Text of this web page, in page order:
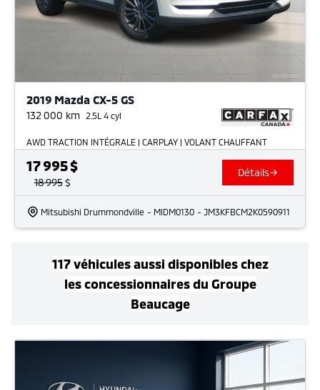
2019 Mazda CX-5 GS
132 000 km 2.5L 4 cyl
AWD TRACTION INTÉGRALE | CARPLAY | VOLANT CHAUFFANT
17 995$
18 995$
Détails
Mitsubishi Drummondville - MIDM0130 - JM3KFBCM2K0590911
117véhicules aussi disponibles chez
les concessionnaires du Groupe
Beaucage